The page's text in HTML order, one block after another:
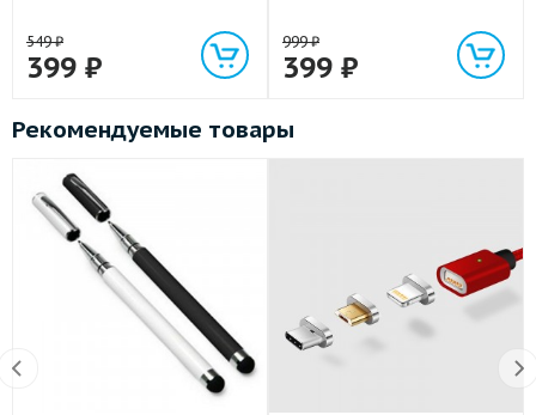
549₽
399 ₽
999₽
399 ₽
Рекомендуемые товары